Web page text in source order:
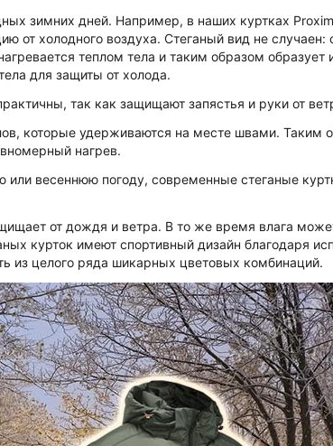
зимних дней. Например, в наших куртках
от холодного воздуха. Стеганый вид не
теплом тела и таким образом образует
для защиты от холода.
так как защищают запястья и руки от
которые удерживаются на месте швами. Таким
нагрев.
весеннюю погоду, современные стеганые
от дождя и ветра. В то же время влага
курток имеют спортивный дизайн благодаря
из целого ряда шикарных цветовых комбинаций.